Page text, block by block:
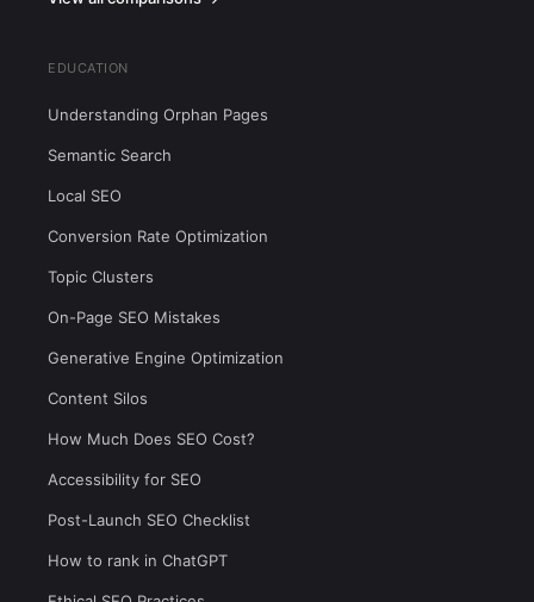
EDUCATION
Understanding Orphan Pages
Semantic Search
Local SEO
Conversion Rate Optimization
Topic Clusters
On-Page SEO Mistakes
Generative Engine Optimization
Content Silos
How Much Does SEO Cost?
Accessibility for SEO
Post-Launch SEO Checklist
How to rank in ChatGPT